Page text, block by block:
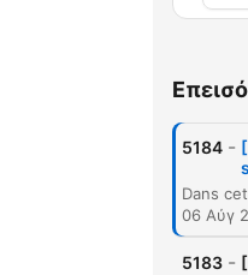
5184 -
06 Αύγ
5183 -